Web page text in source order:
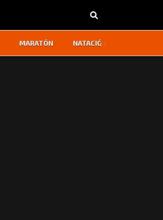
MARATÓN NATACIÓN
‹ ›